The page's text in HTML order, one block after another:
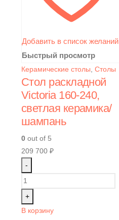
Добавить в список желаний
Быстрый просмотр
Керамические столы Столы
Стол раскладной
Victoria 160-240,
светлая керамика/
шампань
0 out of 5
209 700 ₽
-
+
В корзину